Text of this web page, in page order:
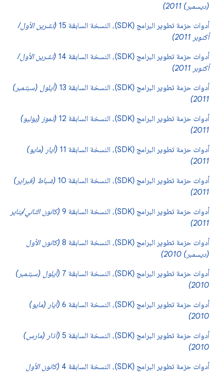
(ديسمبر) 2011)
أدوات حزمة تطوير البرامج (SDK)، النسخة السابقة 15
(تشرين الأول/
أكتوبر 2011)
أدوات حزمة تطوير البرامج (SDK)، النسخة السابقة 14
(تشرين الأول/
أكتوبر 2011)
أدوات حزمة تطوير البرامج (SDK)، النسخة السابقة 13
(أيلول (سبتمبر)
2011)
أدوات حزمة تطوير البرامج (SDK)، النسخة السابقة 12
(تموز (يوليو)
2011)
أدوات حزمة تطوير البرامج (SDK)، النسخة السابقة 11
(أيار (مايو)
2011)
أدوات حزمة تطوير البرامج (SDK)، النسخة السابقة 10
(شباط (فبراير)
2011)
أدوات حزمة تطوير البرامج (SDK)، النسخة السابقة 9
(كانون الثاني/يناير
2011)
أدوات حزمة تطوير البرامج (SDK)، النسخة السابقة 8
(كانون الأول
(ديسمبر) 2010)
أدوات حزمة تطوير البرامج (SDK)، النسخة السابقة 7
(أيلول (سبتمبر)
2010)
أدوات حزمة تطوير البرامج (SDK)، النسخة السابقة 6
(أيار (مايو)
2010)
أدوات حزمة تطوير البرامج (SDK)، النسخة السابقة 5
(آذار (مارس)
2010)
أدوات حزمة تطوير البرامج (SDK)، النسخة السابقة 4
(كانون الأول